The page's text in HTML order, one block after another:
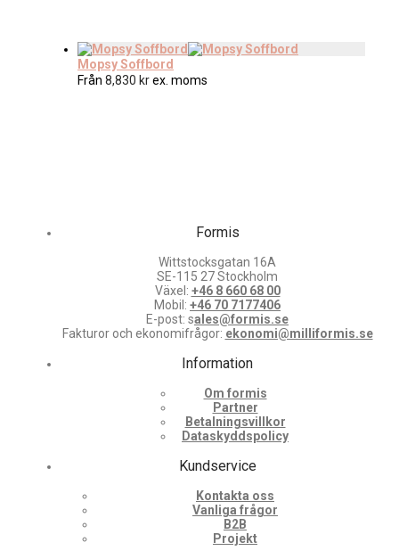
Mopsy Soffbord
Från 8,830 krex. moms
Formis
Wittstocksgatan 16A
SE-115 27 Stockholm
Växel: +46 8 660 68 00
Mobil: +46 70 7177406
E-post: sales@formis.se
Fakturor och ekonomifrågor: ekonomi@milliformis.se
Information
Om formis
Partner
Betalningsvillkor
Dataskyddspolicy
Kundservice
Kontakta oss
Vanliga frågor
B2B
Projekt